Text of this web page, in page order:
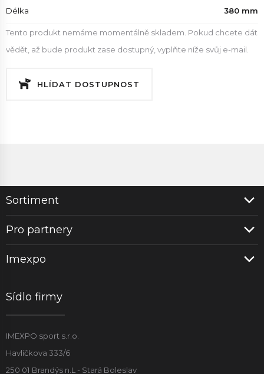
Délka 380 mm
Tento produkt nemáme momentálně skladem. Pokud chcete dát
vědět, až bude produkt zase dostupný, vyplňte níže svůj e-mail.
HLÍDAT DOSTUPNOST
Sortiment
Pro partnery
Imexpo
Sídlo firmy
IMEXPO sport s.r.o.
Havlíčkova 333/6
250 01 Brandýs n.L - Stará Boleslav